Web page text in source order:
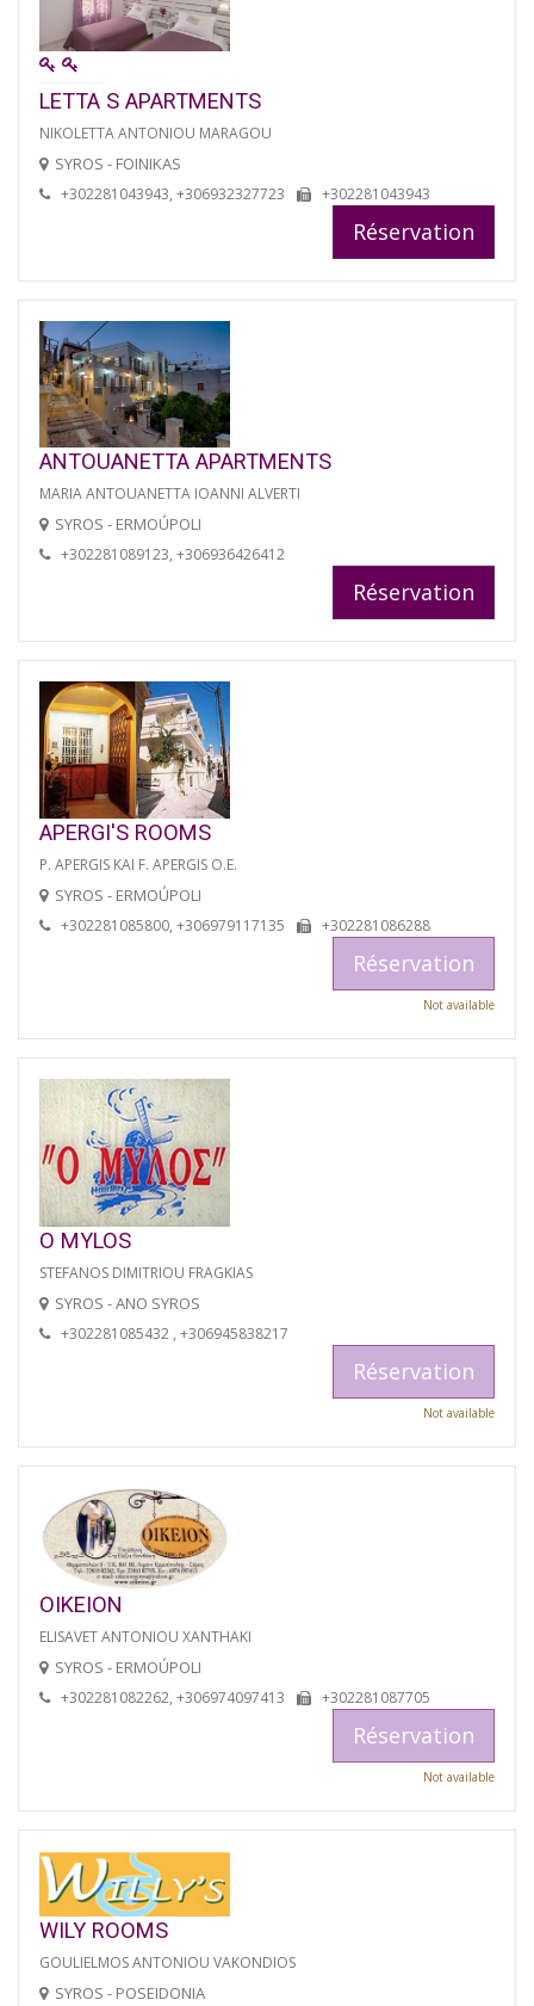
LETTA S APARTMENTS
NIKOLETTA ANTONIOU MARAGOU
SYROS - FOINIKAS
+302281043943, +306932327723 +302281043943
Réservation
ANTOUANETTA APARTMENTS
MARIA ANTOUANETTA IOANNI ALVERTI
SYROS - ERMOÚPOLI
+302281089123, +306936426412
Réservation
APERGI'S ROOMS
P. APERGIS KAI F. APERGIS O.E.
SYROS - ERMOÚPOLI
+302281085800, +306979117135 +302281086288
Réservation
Not available
O MYLOS
STEFANOS DIMITRIOU FRAGKIAS
SYROS - ANO SYROS
+302281085432 , +306945838217
Réservation
Not available
OIKEION
ELISAVET ANTONIOU XANTHAKI
SYROS - ERMOÚPOLI
+302281082262, +306974097413 +302281087705
Réservation
Not available
WILY ROOMS
GOULIELMOS ANTONIOU VAKONDIOS
SYROS - POSEIDONIA